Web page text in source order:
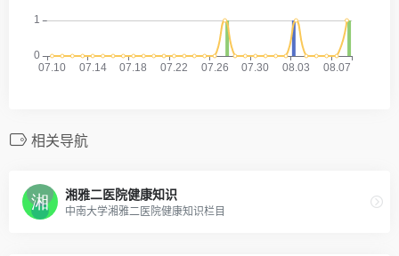
相关导航
湘雅二医院健康知识
中南大学湘雅二医院健康知识栏目